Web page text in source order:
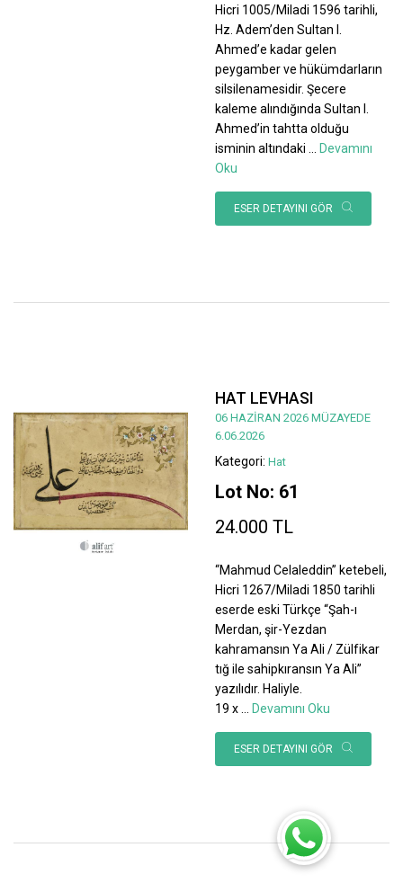
Hicri 1005/Miladi 1596 tarihli,
Hz. Adem’den Sultan I.
Ahmed’e kadar gelen
peygamber ve hükümdarların
silsilenamesidir. Şecere
kaleme alındığında Sultan I.
Ahmed’in tahtta olduğu
isminin altındaki
Devamını
Oku
ESER DETAYINI GÖR
HAT LEVHASI
06 HAZİRAN 2026 MÜZAYEDE
6.06.2026
Kategori: Hat
Lot No: 61
24.000 TL
“Mahmud Celaleddin” ketebeli,
Hicri 1267/Miladi 1850 tarihli
eserde eski Türkçe “Şah-ı
Merdan, şir-Yezdan
kahramansın Ya Ali / Zülfikar
tığ ile sahipkıransın Ya Ali”
yazılıdır. Haliyle.
19 x
Devamını Oku
ESER DETAYINI GÖR